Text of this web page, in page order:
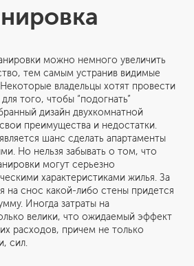
можно немного увеличить
тем самым устранив видимые
владельцы хотят провести
того, чтобы “подогнать”
дизайн двухкомнатной
преимущества и недостатки.
шанс сделать апартаменты
Но нельзя забывать о том, что
могут серьезно
характеристиками жилья. За
на снос какой-либо стены придется
Иногда затраты на
велики, что ожидаемый эффект
расходов, причем не только
сил.